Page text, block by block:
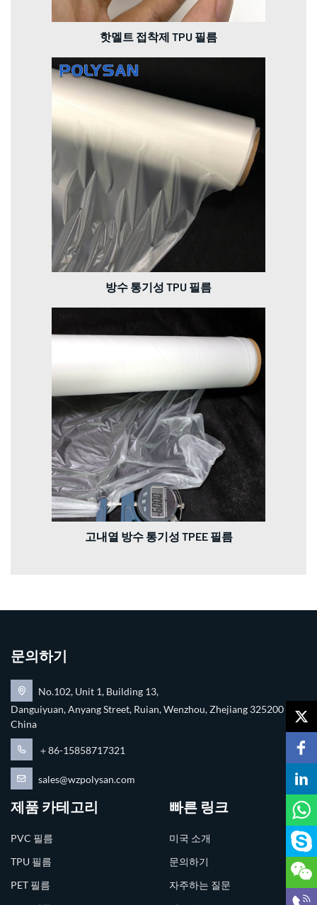
핫멜트 접착제 TPU 필름
방수 통기성 TPU 필름
고내열 방수 통기성 TPEE 필름
문의하기
No.102, Unit 1, Building 13,
Danguiyuan, Anyang Street, Ruian, Wenzhou, Zhejiang 325200
China
＋86-15858717321
sales@wzpolysan.com
제품 카테고리
PVC 필름
TPU 필름
PET 필름
빠른 링크
미국 소개
문의하기
자주하는 질문